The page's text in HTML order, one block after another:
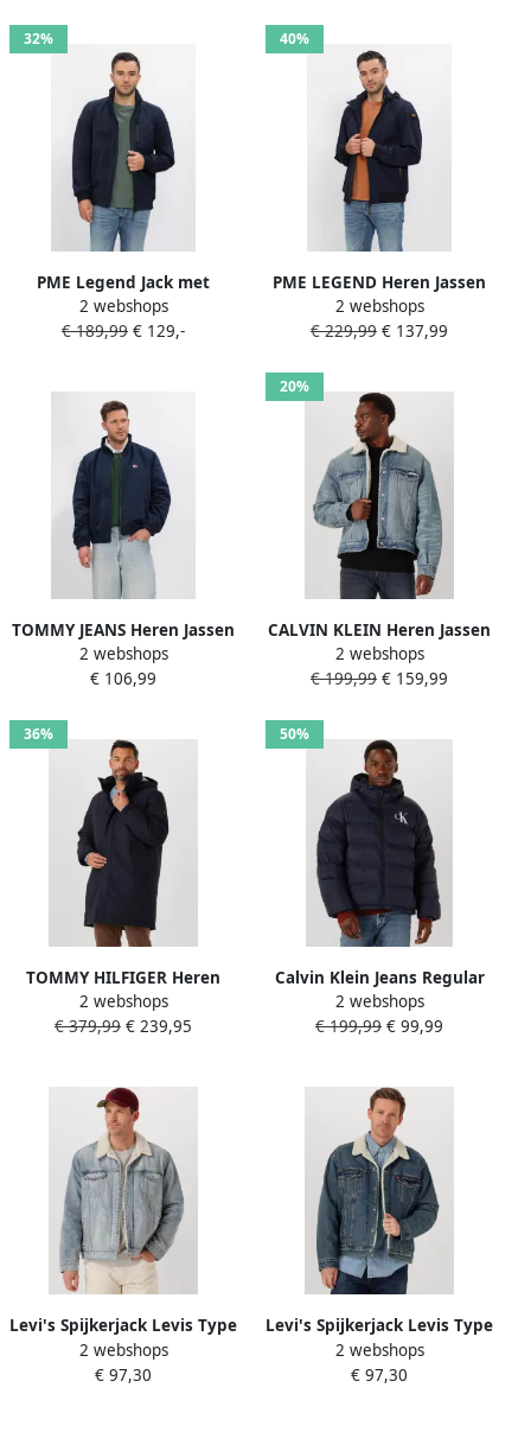
32%
PME Legend Jack met
Opstaande kraag Model
'SKYGLIDER'
2 webshops
€ 189,99 € 129,-
40%
PME LEGEND Heren Jassen
Stretch Flightjacket
Donkerblauw
2 webshops
€ 229,99 € 137,99
TOMMY JEANS Heren Jassen
Thm Essential Jacket Ext
Donkerblauw
2 webshops
€ 106,99
20%
CALVIN KLEIN Heren Jassen
90s Sherpa Trucker Tinted
Thundr Lichtblauw
2 webshops
€ 199,99 € 159,99
36%
TOMMY HILFIGER Heren
Jassen Tech Hooded Padded
Parka Donkerblauw
2 webshops
€ 379,99 € 239,95
50%
Calvin Klein Jeans Regular
fit gewatteerd jack met
logoprint model
2 webshops
€ 199,99 € 99,99
Levi's Spijkerjack Levis Type
3 Sherpa Trucker Jacket
2 webshops
€ 97,30
Levi's Spijkerjack Levis Type
3 Sherpa Trucker Jacket
2 webshops
€ 97,30